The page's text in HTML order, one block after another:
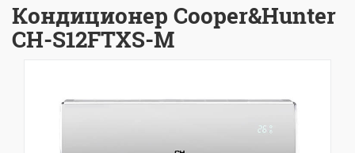
Кондиционер Cooper&Hunter
CH-S12FTXS-M